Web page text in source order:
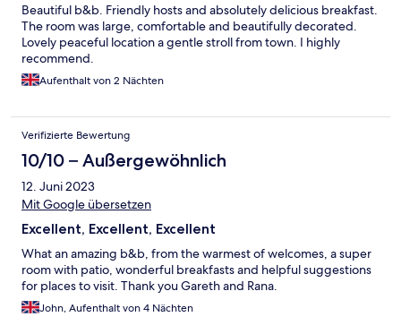
Beautiful b&b. Friendly hosts and absolutely delicious breakfast.
The room was large, comfortable and beautifully decorated.
Lovely peaceful location a gentle stroll from town. I highly
recommend.
Aufenthalt von 2 Nächten
Verifizierte Bewertung
10/10 – Außergewöhnlich
12. Juni 2023
Mit Google übersetzen
Excellent, Excellent, Excellent
What an amazing b&b, from the warmest of welcomes, a super
room with patio, wonderful breakfasts and helpful suggestions
for places to visit. Thank you Gareth and Rana.
John, Aufenthalt von 4 Nächten